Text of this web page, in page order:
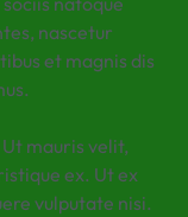
nascetur
et magnis dis
mauris velit,
ex. Ut ex
vulputate nisi.